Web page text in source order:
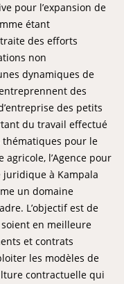
pour l’expansion de
étant
des efforts
non
dynamiques de
des
des petits
du travail effectué
thématiques pour le
agricole, l’Agence pour
juridique à Kampala
un domaine
L’objectif est de
en meilleure
et contrats
les modèles de
contractuelle qui